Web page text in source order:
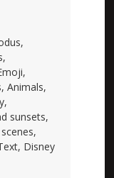
Animals,
sunsets,
Disney